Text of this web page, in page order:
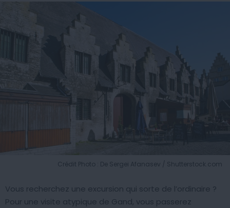
Crédit Photo : De Sergei Afanasev / Shutterstock.com
Vous recherchez une excursion qui sorte de l’ordinaire ?
Pour une visite atypique de Gand, vous passerez